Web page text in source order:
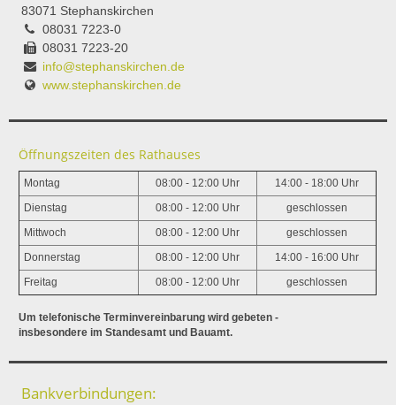
83071 Stephanskirchen
08031 7223-0
08031 7223-20
info@stephanskirchen.de
www.stephanskirchen.de
Öffnungszeiten des Rathauses
Montag 08:00 - 12:00 Uhr 14:00 - 18:00 Uhr
Dienstag 08:00 - 12:00 Uhr geschlossen
Mittwoch 08:00 - 12:00 Uhr geschlossen
Donnerstag 08:00 - 12:00 Uhr 14:00 - 16:00 Uhr
Freitag 08:00 - 12:00 Uhr geschlossen
Um telefonische Terminvereinbarung wird gebeten -
insbesondere im Standesamt und Bauamt.
Bankverbindungen: